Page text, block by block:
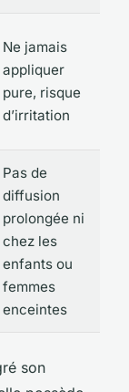
Ne jamais
appliquer
pure, risque
d’irritation
Pas de
diffusion
prolongée ni
chez les
enfants ou
femmes
enceintes
son